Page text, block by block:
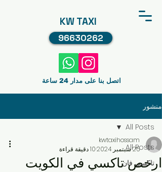
KW TAXI
96630262
اتصل بنا على مدار 24 ساعة
منشور
All Posts
تاكسي فان
All Posts
ارخص تاكسي في الكويت
kwtaxihossam
25 سبتمبر 2024
10 دقيقة قراءة